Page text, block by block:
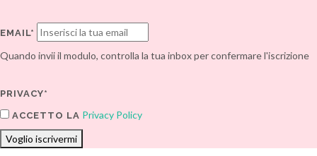
EMAIL*
Quando invii il modulo, controlla la tua inbox per confermare l'iscrizione
PRIVACY*
ACCETTO LA Privacy Policy
Voglio iscrivermi